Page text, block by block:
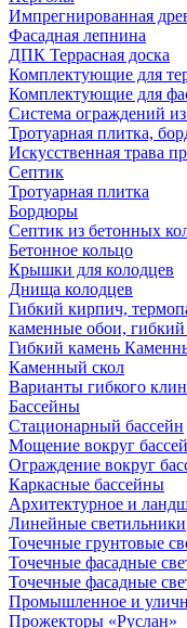
Импрегнированная
Фасадная лепнина
ДПК Террасная доска
Комплектующие для
Комплектующие для
Система ограждений
Тротуарная плитка,
Искусственная трава
Септик
Тротуарная плитка
Бордюры
Септик из бетонных
Бетонное кольцо
Крышки для колодцев
Днища колодцев
Гибкий кирпич,
каменные обои, гибкий
Гибкий камень
Каменный скол
Варианты гибкого
Бассейны
Стационарный бассейн
Мощение вокруг
Ограждение вокруг
Каркасные бассейны
Архитектурное и
Линейные светильники
Точечные грунтовые
Точечные фасадные
Точечные фасадные
Промышленное и
Прожекторы «Руслан»